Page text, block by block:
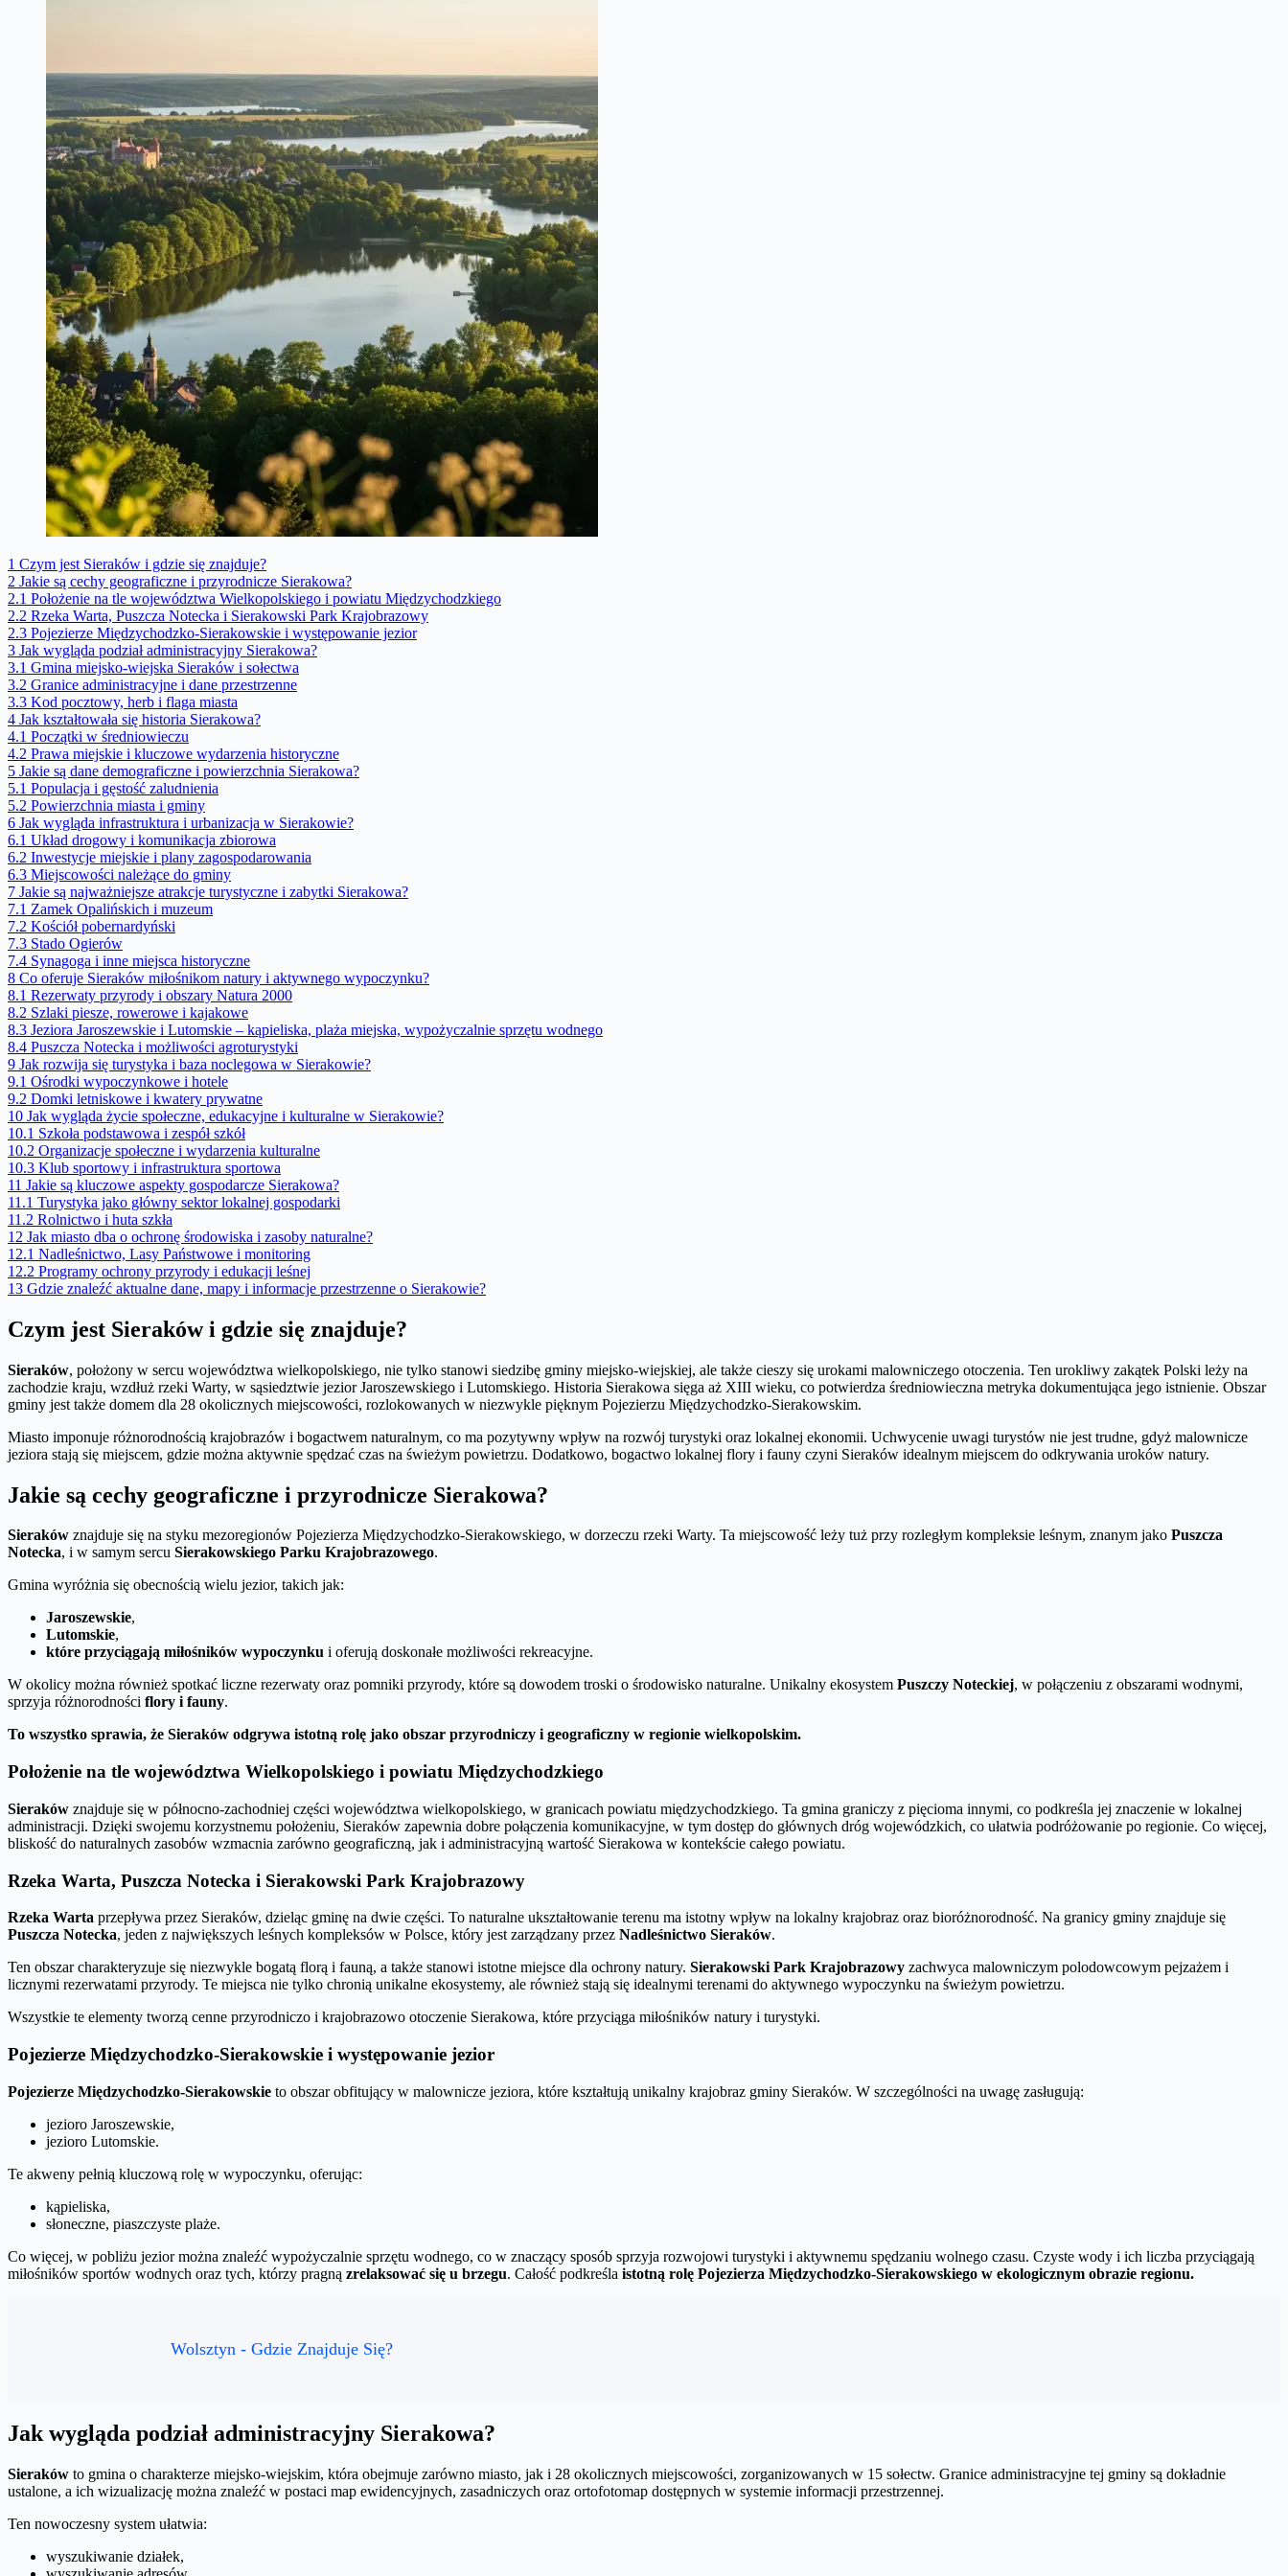
1 Czym jest Sieraków i gdzie się znajduje?
2 Jakie są cechy geograficzne i przyrodnicze Sierakowa?
2.1 Położenie na tle województwa Wielkopolskiego i powiatu Międzychodzkiego
2.2 Rzeka Warta, Puszcza Notecka i Sierakowski Park Krajobrazowy
2.3 Pojezierze Międzychodzko-Sierakowskie i występowanie jezior
3 Jak wygląda podział administracyjny Sierakowa?
3.1 Gmina miejsko-wiejska Sieraków i sołectwa
3.2 Granice administracyjne i dane przestrzenne
3.3 Kod pocztowy, herb i flaga miasta
4 Jak kształtowała się historia Sierakowa?
4.1 Początki w średniowieczu
4.2 Prawa miejskie i kluczowe wydarzenia historyczne
5 Jakie są dane demograficzne i powierzchnia Sierakowa?
5.1 Populacja i gęstość zaludnienia
5.2 Powierzchnia miasta i gminy
6 Jak wygląda infrastruktura i urbanizacja w Sierakowie?
6.1 Układ drogowy i komunikacja zbiorowa
6.2 Inwestycje miejskie i plany zagospodarowania
6.3 Miejscowości należące do gminy
7 Jakie są najważniejsze atrakcje turystyczne i zabytki Sierakowa?
7.1 Zamek Opalińskich i muzeum
7.2 Kościół pobernardyński
7.3 Stado Ogierów
7.4 Synagoga i inne miejsca historyczne
8 Co oferuje Sieraków miłośnikom natury i aktywnego wypoczynku?
8.1 Rezerwaty przyrody i obszary Natura 2000
8.2 Szlaki piesze, rowerowe i kajakowe
8.3 Jeziora Jaroszewskie i Lutomskie – kąpieliska, plaża miejska, wypożyczalnie sprzętu wodnego
8.4 Puszcza Notecka i możliwości agroturystyki
9 Jak rozwija się turystyka i baza noclegowa w Sierakowie?
9.1 Ośrodki wypoczynkowe i hotele
9.2 Domki letniskowe i kwatery prywatne
10 Jak wygląda życie społeczne, edukacyjne i kulturalne w Sierakowie?
10.1 Szkoła podstawowa i zespół szkół
10.2 Organizacje społeczne i wydarzenia kulturalne
10.3 Klub sportowy i infrastruktura sportowa
11 Jakie są kluczowe aspekty gospodarcze Sierakowa?
11.1 Turystyka jako główny sektor lokalnej gospodarki
11.2 Rolnictwo i huta szkła
12 Jak miasto dba o ochronę środowiska i zasoby naturalne?
12.1 Nadleśnictwo, Lasy Państwowe i monitoring
12.2 Programy ochrony przyrody i edukacji leśnej
13 Gdzie znaleźć aktualne dane, mapy i informacje przestrzenne o Sierakowie?
Czym jest Sieraków i gdzie się znajduje?
Sieraków, położony w sercu województwa wielkopolskiego, nie tylko stanowi siedzibę gminy miejsko-wiejskiej, ale także cieszy się urokami malowniczego otoczenia. Ten urokliwy zakątek Polski leży na
zachodzie kraju, wzdłuż rzeki Warty, w sąsiedztwie jezior Jaroszewskiego i Lutomskiego. Historia Sierakowa sięga aż XIII wieku, co potwierdza średniowieczna metryka dokumentująca jego istnienie. Obszar
gminy jest także domem dla 28 okolicznych miejscowości, rozlokowanych w niezwykle pięknym Pojezierzu Międzychodzko-Sierakowskim.
Miasto imponuje różnorodnością krajobrazów i bogactwem naturalnym, co ma pozytywny wpływ na rozwój turystyki oraz lokalnej ekonomii. Uchwycenie uwagi turystów nie jest trudne, gdyż malownicze
jeziora stają się miejscem, gdzie można aktywnie spędzać czas na świeżym powietrzu. Dodatkowo, bogactwo lokalnej flory i fauny czyni Sieraków idealnym miejscem do odkrywania uroków natury.
Jakie są cechy geograficzne i przyrodnicze Sierakowa?
Sieraków znajduje się na styku mezoregionów Pojezierza Międzychodzko-Sierakowskiego, w dorzeczu rzeki Warty. Ta miejscowość leży tuż przy rozległym kompleksie leśnym, znanym jako Puszcza
Notecka, i w samym sercu Sierakowskiego Parku Krajobrazowego.
Gmina wyróżnia się obecnością wielu jezior, takich jak:
Jaroszewskie,
Lutomskie,
które przyciągają miłośników wypoczynku i oferują doskonałe możliwości rekreacyjne.
W okolicy można również spotkać liczne rezerwaty oraz pomniki przyrody, które są dowodem troski o środowisko naturalne. Unikalny ekosystem Puszczy Noteckiej, w połączeniu z obszarami wodnymi,
sprzyja różnorodności flory i fauny.
To wszystko sprawia, że Sieraków odgrywa istotną rolę jako obszar przyrodniczy i geograficzny w regionie wielkopolskim.
Położenie na tle województwa Wielkopolskiego i powiatu Międzychodzkiego
Sieraków znajduje się w północno-zachodniej części województwa wielkopolskiego, w granicach powiatu międzychodzkiego. Ta gmina graniczy z pięcioma innymi, co podkreśla jej znaczenie w lokalnej
administracji. Dzięki swojemu korzystnemu położeniu, Sieraków zapewnia dobre połączenia komunikacyjne, w tym dostęp do głównych dróg wojewódzkich, co ułatwia podróżowanie po regionie. Co więcej,
bliskość do naturalnych zasobów wzmacnia zarówno geograficzną, jak i administracyjną wartość Sierakowa w kontekście całego powiatu.
Rzeka Warta, Puszcza Notecka i Sierakowski Park Krajobrazowy
Rzeka Warta przepływa przez Sieraków, dzieląc gminę na dwie części. To naturalne ukształtowanie terenu ma istotny wpływ na lokalny krajobraz oraz bioróżnorodność. Na granicy gminy znajduje się
Puszcza Notecka, jeden z największych leśnych kompleksów w Polsce, który jest zarządzany przez Nadleśnictwo Sieraków.
Ten obszar charakteryzuje się niezwykle bogatą florą i fauną, a także stanowi istotne miejsce dla ochrony natury. Sierakowski Park Krajobrazowy zachwyca malowniczym polodowcowym pejzażem i
licznymi rezerwatami przyrody. Te miejsca nie tylko chronią unikalne ekosystemy, ale również stają się idealnymi terenami do aktywnego wypoczynku na świeżym powietrzu.
Wszystkie te elementy tworzą cenne przyrodniczo i krajobrazowo otoczenie Sierakowa, które przyciąga miłośników natury i turystyki.
Pojezierze Międzychodzko-Sierakowskie i występowanie jezior
Pojezierze Międzychodzko-Sierakowskie to obszar obfitujący w malownicze jeziora, które kształtują unikalny krajobraz gminy Sieraków. W szczególności na uwagę zasługują:
jezioro Jaroszewskie,
jezioro Lutomskie.
Te akweny pełnią kluczową rolę w wypoczynku, oferując:
kąpieliska,
słoneczne, piaszczyste plaże.
Co więcej, w pobliżu jezior można znaleźć wypożyczalnie sprzętu wodnego, co w znaczący sposób sprzyja rozwojowi turystyki i aktywnemu spędzaniu wolnego czasu. Czyste wody i ich liczba przyciągają
miłośników sportów wodnych oraz tych, którzy pragną zrelaksować się u brzegu. Całość podkreśla istotną rolę Pojezierza Międzychodzko-Sierakowskiego w ekologicznym obrazie regionu.
Wolsztyn - Gdzie Znajduje Się?
Jak wygląda podział administracyjny Sierakowa?
Sieraków to gmina o charakterze miejsko-wiejskim, która obejmuje zarówno miasto, jak i 28 okolicznych miejscowości, zorganizowanych w 15 sołectw. Granice administracyjne tej gminy są dokładnie
ustalone, a ich wizualizację można znaleźć w postaci map ewidencyjnych, zasadniczych oraz ortofotomap dostępnych w systemie informacji przestrzennej.
Ten nowoczesny system ułatwia:
wyszukiwanie działek,